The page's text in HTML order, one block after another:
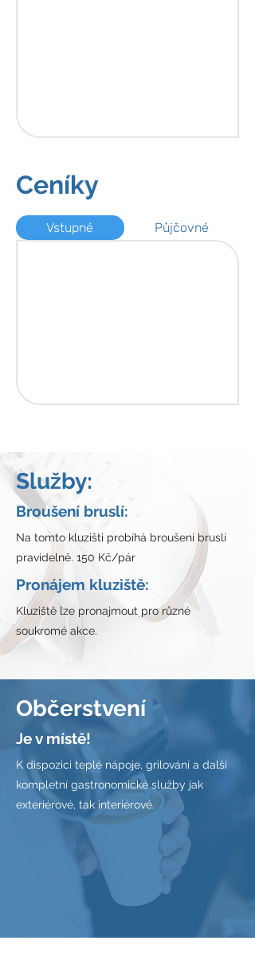
Ceníky
Vstupné Půjčovné
Služby:
Broušení bruslí:
Na tomto kluzišti probíhá broušení bruslí
pravidelně. 150 Kč/pár
Pronájem kluziště:
Kluziště lze pronajmout pro různé
soukromé akce.
Občerstvení
Je v místě!
K dispozici teplé nápoje, grilování a další
kompletní gastronomické služby jak
exteriérové, tak interiérové.